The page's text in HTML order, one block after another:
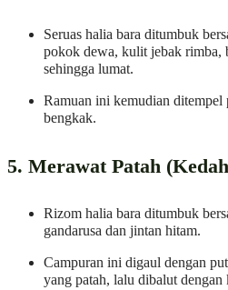
Seruas halia bara ditumbuk
pokok dewa, kulit jebak rimba,
sehingga lumat.
Ramuan ini kemudian ditempel
bengkak.
5. Merawat Patah
Rizom halia bara ditumbuk
gandarusa dan jintan hitam.
Campuran ini digaul dengan
yang patah, lalu dibalut dengan